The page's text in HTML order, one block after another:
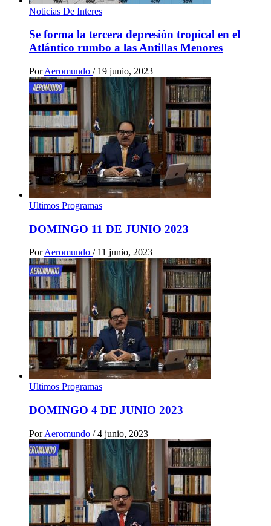
Noticias De Interes
Se forma la tercera depresión tropical en el
Atlántico rumbo a las Antillas Menores
Por Aeromundo / 19 junio, 2023
Ultimos Programas
DOMINGO 11 DE JUNIO 2023
PorAeromundo / 11 junio, 2023
Ultimos Programas
DOMINGO 4 DE JUNIO 2023
Por Aeromundo / 4 junio, 2023